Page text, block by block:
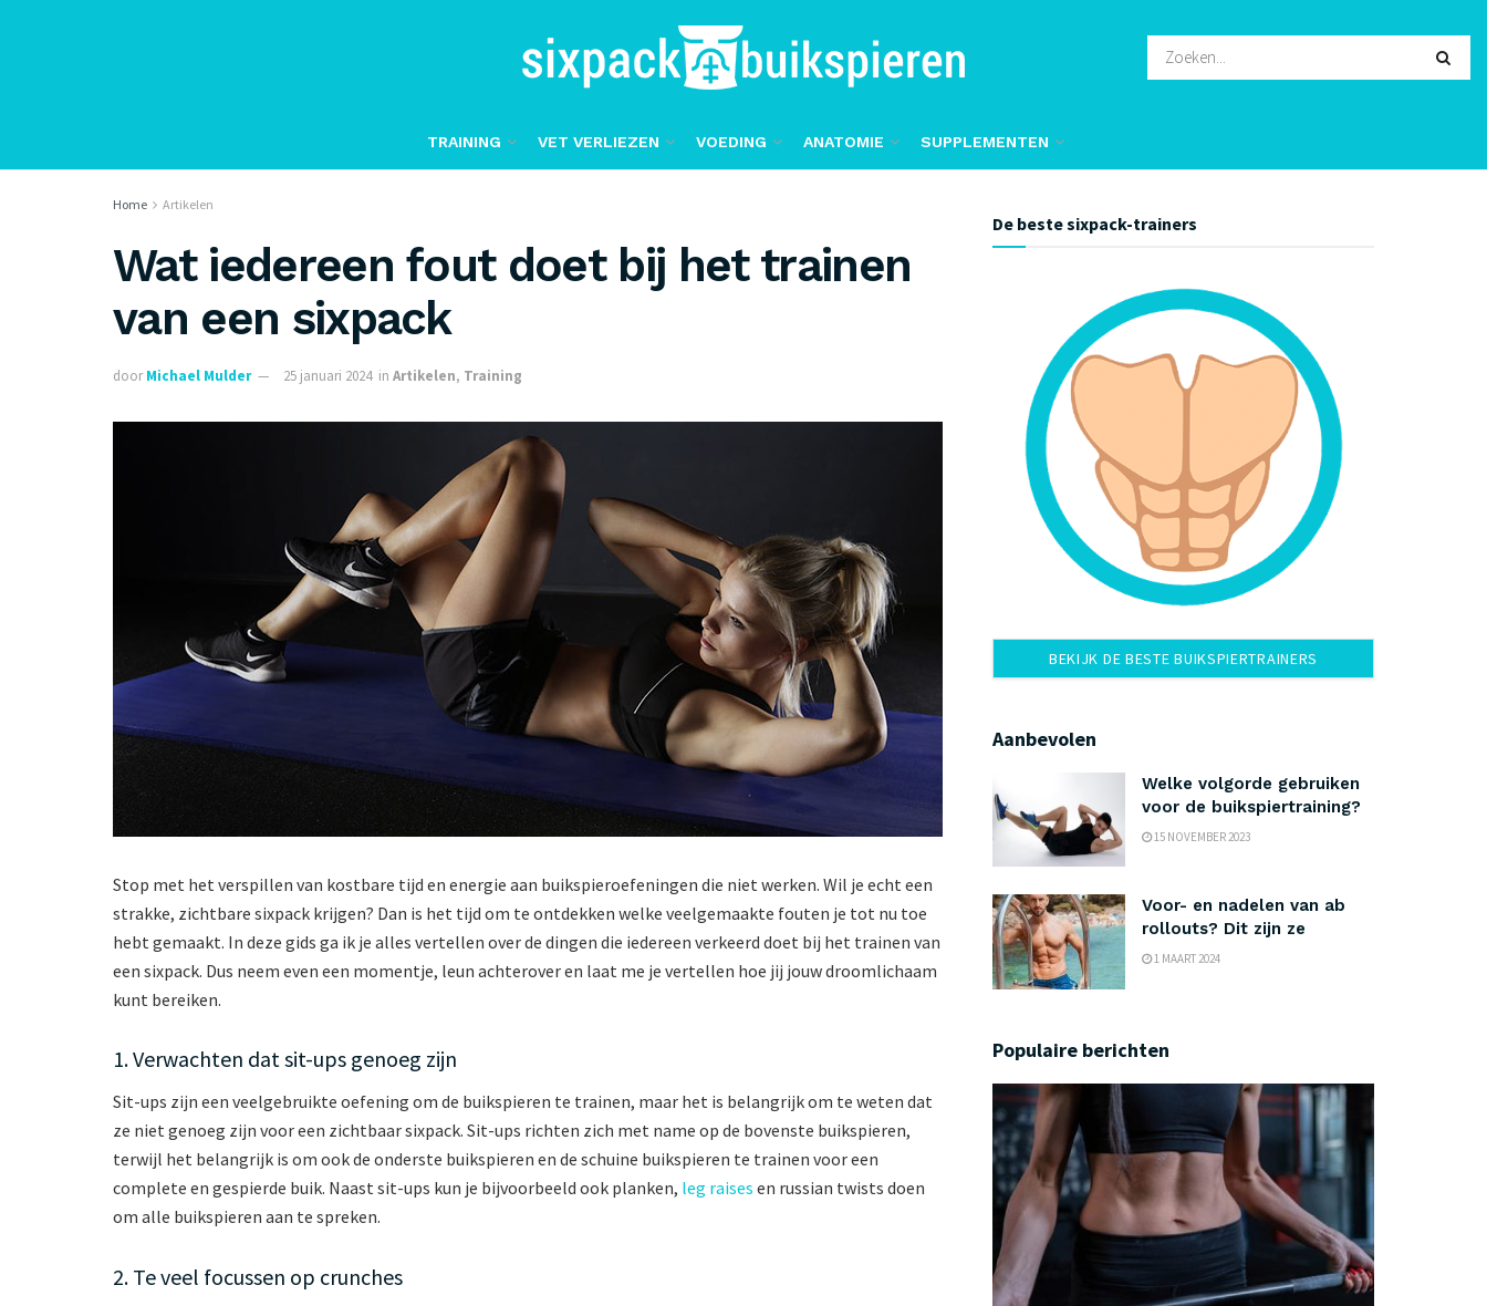
TRAINING VET VERLIEZEN VOEDING ANATOMIE SUPPLEMENTEN
Home Artikelen
Wat iedereen fout doet bij het trainen
van een sixpack
door Michael Mulder 25 januari 2024 in Artikelen, Training
Stop met het verspillen van kostbare tijd en energie aan buikspieroefeningen die niet werken. Wil je echt een
strakke, zichtbare sixpack krijgen? Dan is het tijd om te ontdekken welke veelgemaakte fouten je tot nu toe
hebt gemaakt. In deze gids ga ik je alles vertellen over de dingen die iedereen verkeerd doet bij het trainen van
een sixpack. Dus neem even een momentje, leun achterover en laat me je vertellen hoe jij jouw droomlichaam
kunt bereiken.
1. Verwachten dat sit-ups genoeg zijn
Sit-ups zijn een veelgebruikte oefening om de buikspieren te trainen, maar het is belangrijk om te weten dat
ze niet genoeg zijn voor een zichtbaar sixpack. Sit-ups richten zich met name op de bovenste buikspieren,
terwijl het belangrijk is om ook de onderste buikspieren en de schuine buikspieren te trainen voor een
complete en gespierde buik. Naast sit-ups kun je bijvoorbeeld ook planken, leg raises en russian twists doen
om alle buikspieren aan te spreken.
2. Te veel focussen op crunches
De beste sixpack-trainers
BEKIJK DE BESTE BUIKSPIERTRAINERS
Aanbevolen
Welke volgorde gebruiken
voor de buikspiertraining?
15 NOVEMBER 2023
Voor- en nadelen van ab
rollouts? Dit zijn ze
1 MAART 2024
Populaire berichten